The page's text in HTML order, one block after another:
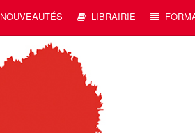
NOUVEAUTÉS LIBRAIRIE